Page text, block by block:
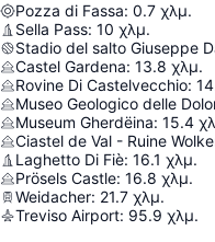
Pozza di Fassa: 0.7 χλμ.
Sella Pass: 10 χλμ.
Stadio del salto Giuseppe
Castel Gardena: 13.8 χλμ.
Rovine Di Castelvecchio:
Museo Geologico delle
Museum Gherdëina: 15.4
Ciastel de Val - Ruine
Laghetto Di Fiè: 16.1 χλμ.
Prösels Castle: 16.8 χλμ.
Weidacher: 21.7 χλμ.
Treviso Airport: 95.9 χλμ.